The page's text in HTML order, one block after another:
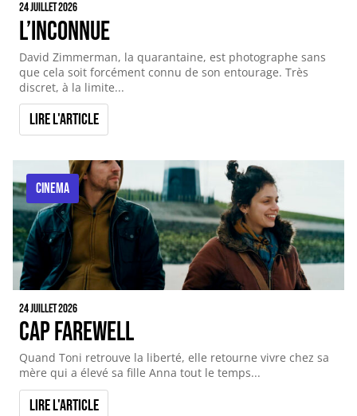
24 juillet 2026
L’inconnue
David Zimmerman, la quarantaine, est photographe sans
que cela soit forcément connu de son entourage. Très
discret, à la limite...
Lire l'article
CINEMA
24 juillet 2026
Cap Farewell
Quand Toni retrouve la liberté, elle retourne vivre chez sa
mère qui a élevé sa fille Anna tout le temps...
Lire l'article